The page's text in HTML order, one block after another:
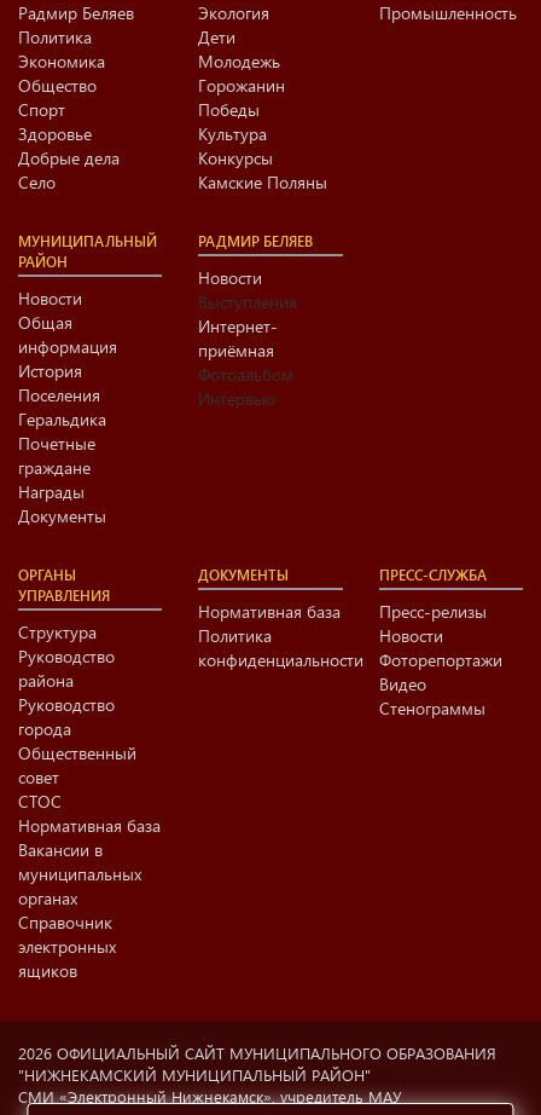
Радмир Беляев
Политика
Экономика
Общество
Спорт
Здоровье
Добрые дела
Село
Экология
Дети
Молодежь
Горожанин
Победы
Культура
Конкурсы
Камские Поляны
Промышленность
МУНИЦИПАЛЬНЫЙ
РАЙОН
Новости
Общая
информация
История
Поселения
Геральдика
Почетные
граждане
Награды
Документы
РАДМИР БЕЛЯЕВ
Новости
Выступления
Интернет-
приёмная
Фотоальбом
Интервью
ОРГАНЫ
УПРАВЛЕНИЯ
Структура
Руководство
района
Руководство
города
Общественный
совет
СТОС
Нормативная база
Вакансии в
муниципальных
органах
Справочник
электронных
ящиков
ДОКУМЕНТЫ
Нормативная база
Политика
конфиденциальности
ПРЕСС-СЛУЖБА
Пресс-релизы
Новости
Фоторепортажи
Видео
Стенограммы
2026 ОФИЦИАЛЬНЫЙ САЙТ МУНИЦИПАЛЬНОГО ОБРАЗОВАНИЯ
"НИЖНЕКАМСКИЙ МУНИЦИПАЛЬНЫЙ РАЙОН"
СМИ «Электронный Нижнекамск», учредитель МАУ